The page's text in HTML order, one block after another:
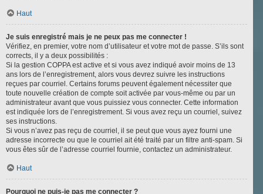
Haut
Je suis enregistré mais je ne peux pas me connecter !
Vérifiez, en premier, votre nom d’utilisateur et votre mot de passe. S’ils sont
corrects, il y a deux possibilités :
Si la gestion COPPA est active et si vous avez indiqué avoir moins de 13
ans lors de l’enregistrement, alors vous devrez suivre les instructions
reçues par courriel. Certains forums peuvent également nécessiter que
toute nouvelle création de compte soit activée par vous-même ou par un
administrateur avant que vous puissiez vous connecter. Cette information
est indiquée lors de l’enregistrement. Si vous avez reçu un courriel, suivez
ses instructions.
Si vous n’avez pas reçu de courriel, il se peut que vous ayez fourni une
adresse incorrecte ou que le courriel ait été traité par un filtre anti-spam. Si
vous êtes sûr de l’adresse courriel fournie, contactez un administrateur.
Haut
Pourquoi ne puis-je pas me connecter ?